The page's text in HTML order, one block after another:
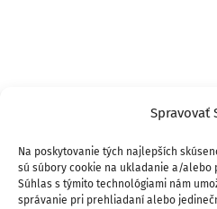
Spravovať
Na poskytovanie tých najlepších
sú súbory cookie na ukladanie a/alebo
Súhlas s týmito technológiami nám
správanie pri prehliadaní alebo